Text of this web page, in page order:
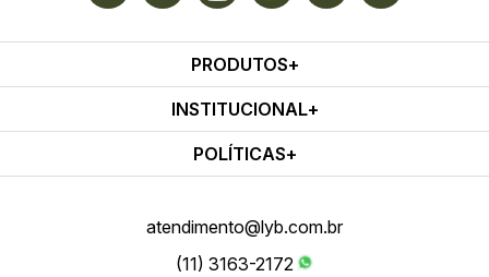
PRODUTOS
INSTITUCIONAL
POLÍTICAS
atendimento@lyb.com.br
(11) 3163-2172